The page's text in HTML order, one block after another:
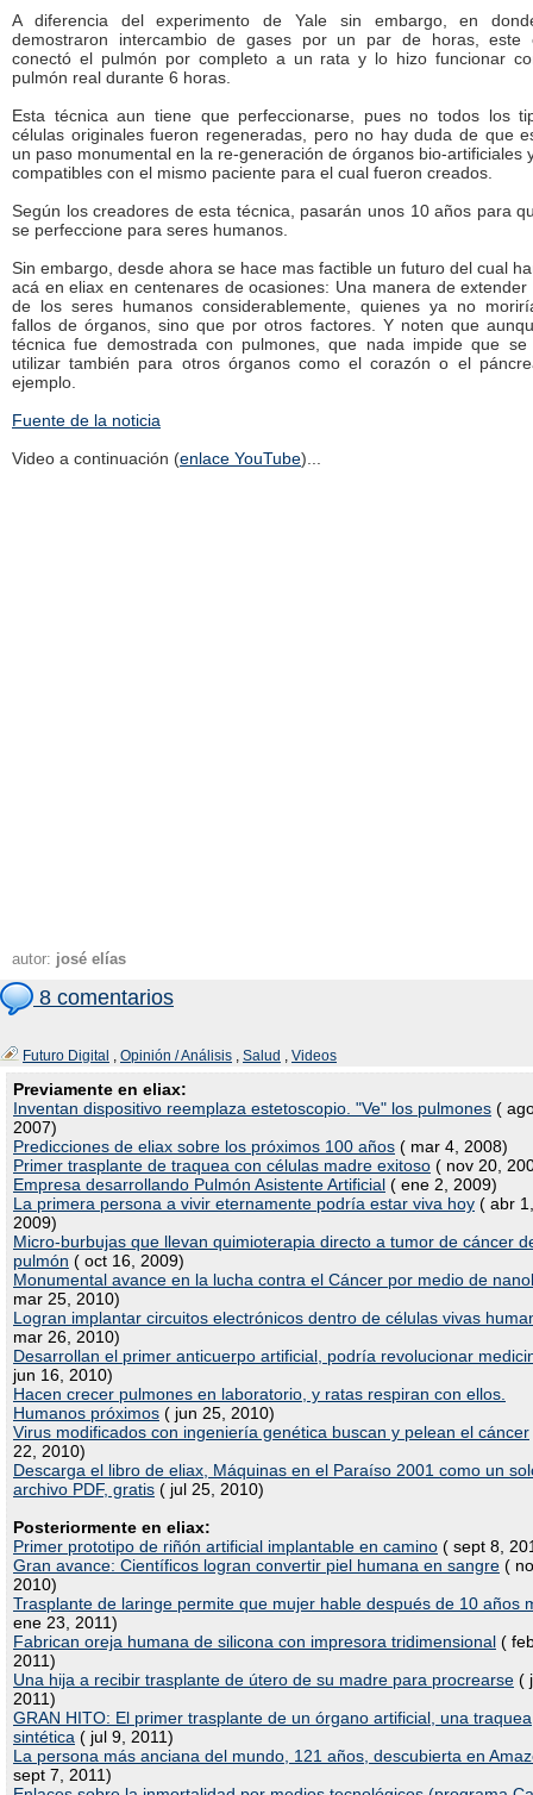
A diferencia del experimento de Yale sin embargo, en
demostraron intercambio de gases por un par de horas, este
conectó el pulmón por completo a un rata y lo hizo funcionar
pulmón real durante 6 horas.
Esta técnica aun tiene que perfeccionarse, pues no todos los
células originales fueron regeneradas, pero no hay duda de que
un paso monumental en la re-generación de órganos bio-artificiales
compatibles con el mismo paciente para el cual fueron creados.
Según los creadores de esta técnica, pasarán unos 10 años para
se perfeccione para seres humanos.
Sin embargo, desde ahora se hace mas factible un futuro del cual
acá en eliax en centenares de ocasiones: Una manera de extender
de los seres humanos considerablemente, quienes ya no
fallos de órganos, sino que por otros factores. Y noten que
técnica fue demostrada con pulmones, que nada impide que se
utilizar también para otros órganos como el corazón o el
ejemplo.
Fuente de la noticia
Video a continuación (enlace YouTube)...
autor: josé elías
8 comentarios
Futuro Digital , Opinión / Análisis , Salud , Videos
Previamente en eliax:
Inventan dispositivo reemplaza estetoscopio. "Ve" los pulmones (
2007)
Predicciones de eliax sobre los próximos 100 años ( mar 4, 2008)
Primer trasplante de traquea con células madre exitoso ( nov 20,
Empresa desarrollando Pulmón Asistente Artificial ( ene 2, 2009)
La primera persona a vivir eternamente podría estar viva hoy ( abr 1,
2009)
Micro-burbujas que llevan quimioterapia directo a tumor de cáncer
pulmón ( oct 16, 2009)
Monumental avance en la lucha contra el Cáncer por medio de
mar 25, 2010)
Logran implantar circuitos electrónicos dentro de células vivas
mar 26, 2010)
Desarrollan el primer anticuerpo artificial, podría revolucionar
jun 16, 2010)
Hacen crecer pulmones en laboratorio, y ratas respiran con ellos.
Humanos próximos ( jun 25, 2010)
Virus modificados con ingeniería genética buscan y pelean el cáncer
22, 2010)
Descarga el libro de eliax, Máquinas en el Paraíso 2001 como un
archivo PDF, gratis ( jul 25, 2010)
Posteriormente en eliax:
Primer prototipo de riñón artificial implantable en camino ( sept 8,
Gran avance: Científicos logran convertir piel humana en sangre (
2010)
Trasplante de laringe permite que mujer hable después de 10 años
ene 23, 2011)
Fabrican oreja humana de silicona con impresora tridimensional (
2011)
Una hija a recibir trasplante de útero de su madre para procrearse (
2011)
GRAN HITO: El primer trasplante de un órgano artificial, una traquea
sintética ( jul 9, 2011)
La persona más anciana del mundo, 121 años, descubierta en
sept 7, 2011)